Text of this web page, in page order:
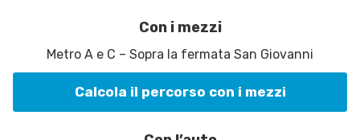
Con i mezzi
Metro A e C – Sopra la fermata San Giovanni
Calcola il percorso con i mezzi